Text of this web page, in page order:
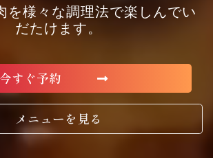
を様々な調理法で楽しんでい
だたけます。
今すぐ予約
メニューを見る